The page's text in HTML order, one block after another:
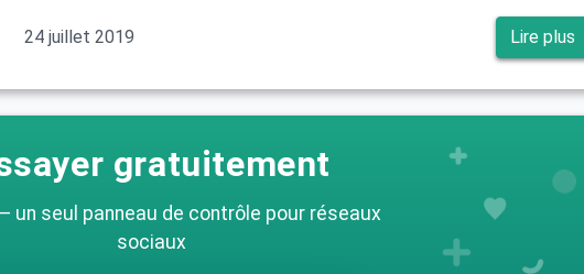
24 juillet 2019 Lire plus
gratuitement
un seul panneau de contrôle pour réseaux
sociaux